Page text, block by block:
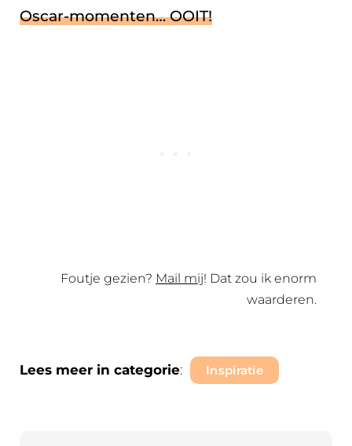
Oscar-momenten… OOIT!
Foutje gezien? Mail mij! Dat zou ik enorm
waarderen.
Lees meer in categorie: Inspiratie